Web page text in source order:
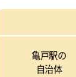
亀戸駅の
自治体